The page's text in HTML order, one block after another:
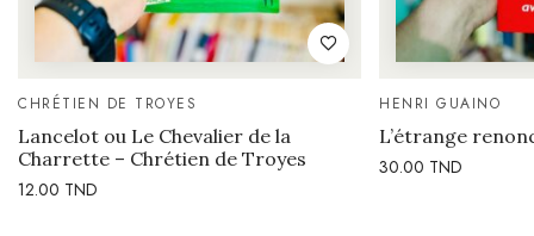
CHRÉTIEN DE TROYES
Lancelot ou Le Chevalier de la
Charrette – Chrétien de Troyes
12.00 TND
HENRI GUAINO
L’étrange
30.00 TND